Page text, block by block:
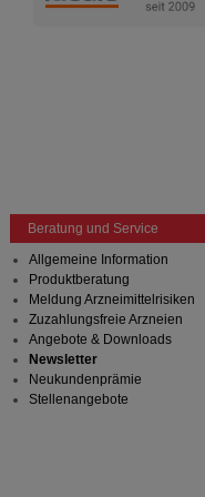
Beratung und Service
Allgemeine Information
Produktberatung
Meldung Arzneimittelrisiken
Zuzahlungsfreie Arzneien
Angebote & Downloads
Newsletter
Neukundenprämie
Stellenangebote